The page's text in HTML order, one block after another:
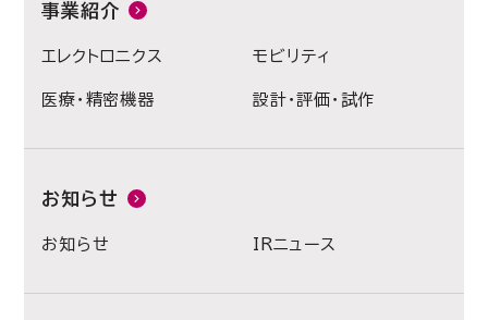
事業紹介
エレクトロニクス モビリティ
医療・精密機器 設計・評価・試作
お知らせ
お知らせ IRニュース